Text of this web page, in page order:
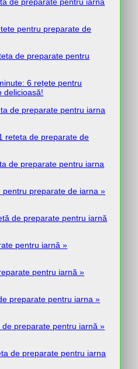
pentru preparate de
de preparate pentru
6 rețete pentru
delicioasă!
de preparate pentru iarna
reteta de preparate de
de preparate pentru iarna
pentru preparate de iarna »
de preparate pentru iarnă
pentru iarnă »
pentru iarnă »
preparate pentru iarna »
preparate pentru iarnă »
de preparate pentru iarna